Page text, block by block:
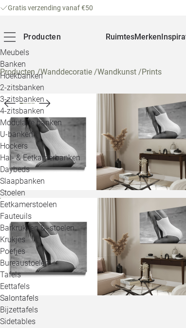
Gratis verzending vanaf €50
Producten
Meubels
Banken
Hoekbanken
2-zitsbanken
3-zitsbanken
4-zitsbanken
Modulaire banken
U-banken
Hockers
Hal- & Eetkamerbanken
Daybeds
Slaapbanken
Stoelen
Eetkamerstoelen
Fauteuils
Barkrukken & -stoelen
Krukjes
Poefjes
Bureaustoelen
Tafels
Eettafels
Salontafels
Bijzettafels
Sidetables
RuimtesMerken
Producten/Wanddecoratie /Wandkunst /Prints